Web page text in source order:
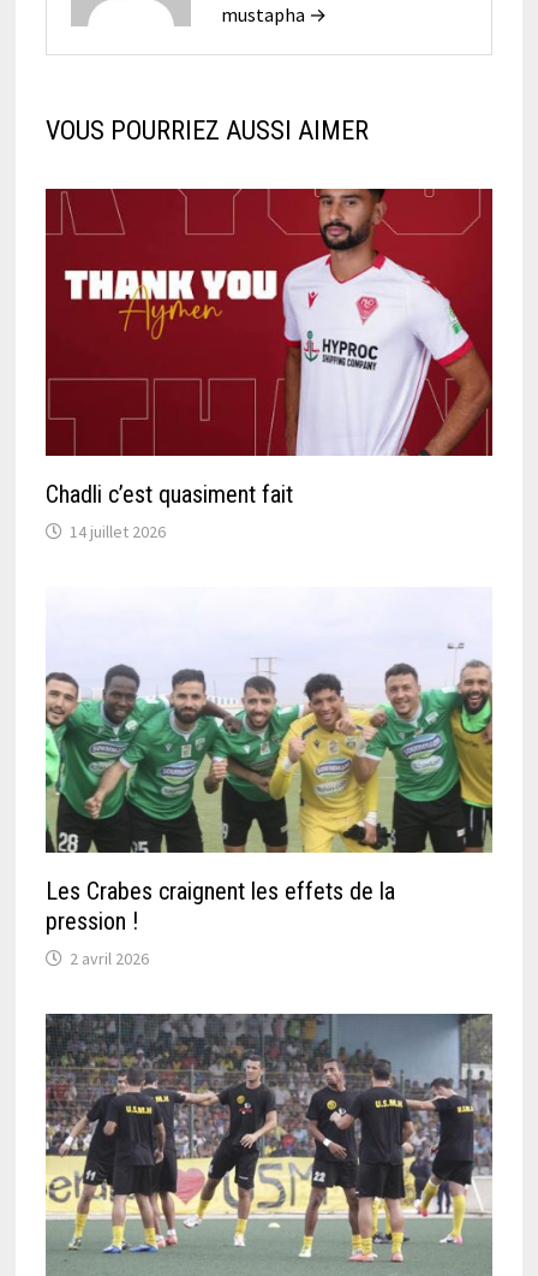
mustapha →
VOUS POURRIEZ AUSSI AIMER
Chadli c’est quasiment fait
14 juillet 2026
Les Crabes craignent les effets de la
pression !
2 avril 2026